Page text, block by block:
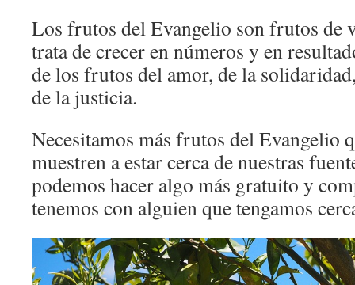
Los frutos del Evangelio son frutos de
trata de crecer en números y en
de los frutos del amor, de la
de la justicia.
Necesitamos más frutos del Evangelio
muestren a estar cerca de nuestras
podemos hacer algo más gratuito y
tenemos con alguien que tengamos